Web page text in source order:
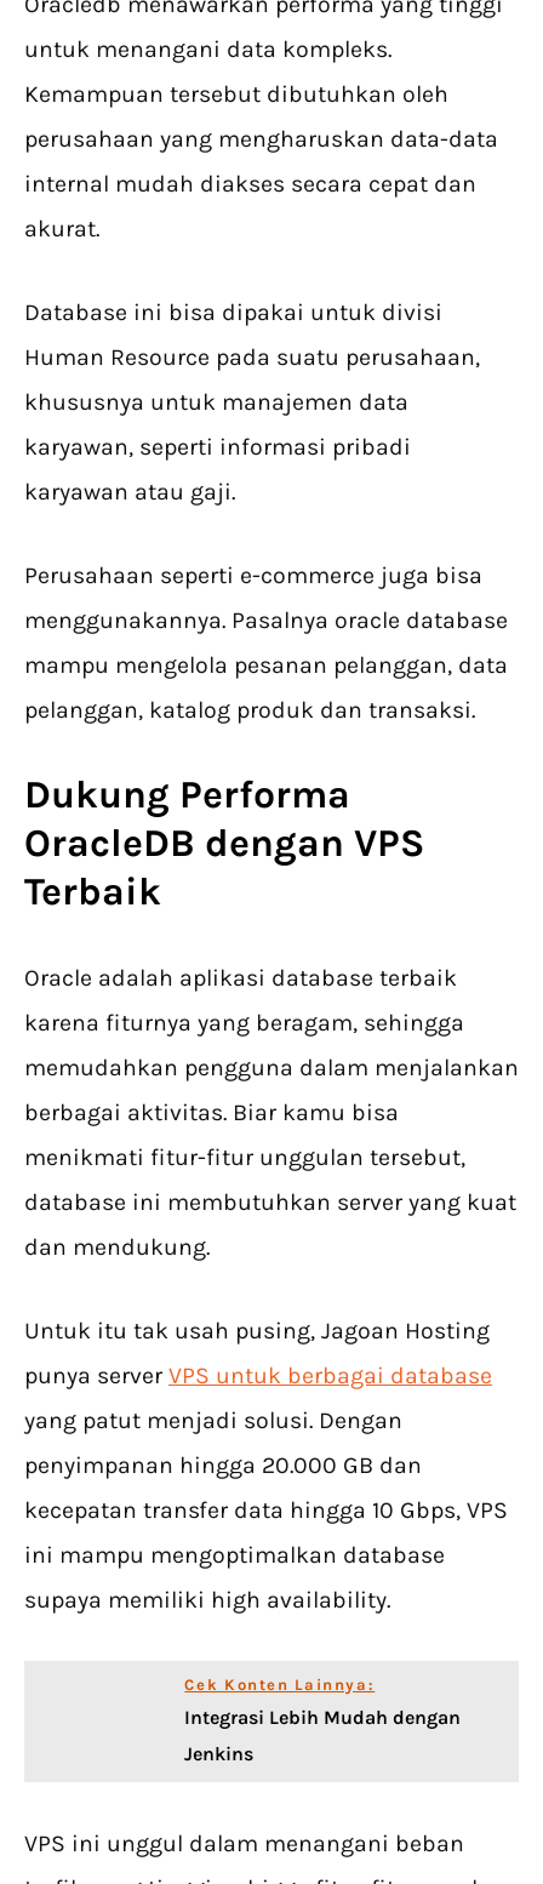
untuk menangani data kompleks.
Kemampuan tersebut dibutuhkan oleh
perusahaan yang mengharuskan data-data
internal mudah diakses secara cepat dan
akurat.
Database ini bisa dipakai untuk divisi
Human Resource pada suatu perusahaan,
khususnya untuk manajemen data
karyawan, seperti informasi pribadi
karyawan atau gaji.
Perusahaan seperti e-commerce juga bisa
menggunakannya. Pasalnya oracle database
mampu mengelola pesanan pelanggan, data
pelanggan, katalog produk dan transaksi.
Dukung Performa
OracleDB dengan VPS
Terbaik
Oracle adalah aplikasi database terbaik
karena fiturnya yang beragam, sehingga
memudahkan pengguna dalam menjalankan
berbagai aktivitas. Biar kamu bisa
menikmati fitur-fitur unggulan tersebut,
database ini membutuhkan server yang kuat
dan mendukung.
Untuk itu tak usah pusing, Jagoan Hosting
punya server VPS untuk berbagai database
yang patut menjadi solusi. Dengan
penyimpanan hingga 20.000 GB dan
kecepatan transfer data hingga 10 Gbps, VPS
ini mampu mengoptimalkan database
supaya memiliki high availability.
Cek Konten Lainnya:
Integrasi Lebih Mudah dengan
Jenkins
VPS ini unggul dalam menangani beban